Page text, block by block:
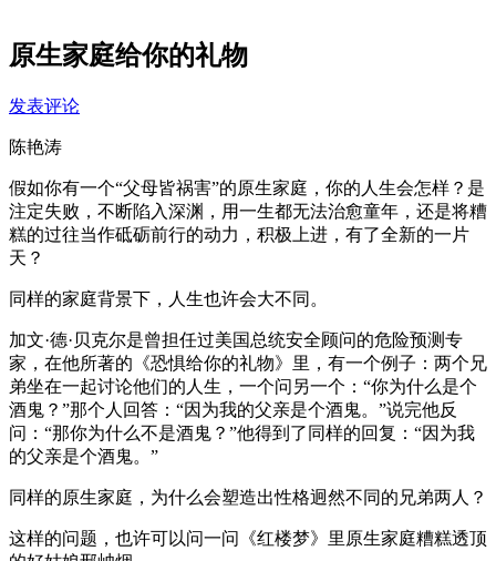
原生家庭给你的礼物
发表评论
陈艳涛
假如你有一个“父母皆祸害”的原生家庭，你的人生会怎样？是
注定失败，不断陷入深渊，用一生都无法治愈童年，还是将糟
糕的过往当作砥砺前行的动力，积极上进，有了全新的一片
天？
同样的家庭背景下，人生也许会大不同。
加文·德·贝克尔是曾担任过美国总统安全顾问的危险预测专
家，在他所著的《恐惧给你的礼物》里，有一个例子：两个兄
弟坐在一起讨论他们的人生，一个问另一个：“你为什么是个
酒鬼？”那个人回答：“因为我的父亲是个酒鬼。”说完他反
问：“那你为什么不是酒鬼？”他得到了同样的回复：“因为我
的父亲是个酒鬼。”
同样的原生家庭，为什么会塑造出性格迥然不同的兄弟两人？
这样的问题，也许可以问一问《红楼梦》里原生家庭糟糕透顶